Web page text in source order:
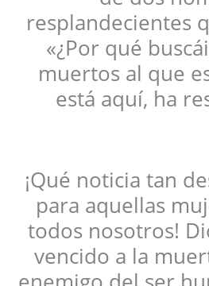
resplandecientes
«¿Por qué
muertos al que
está aquí, ha
¡Qué noticia tan
para aquellas
todos nosotros!
vencido a la